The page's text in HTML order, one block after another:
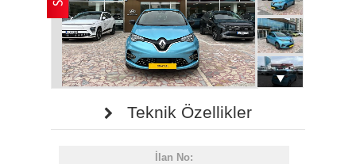
Teknik Özellikler
İlan No: